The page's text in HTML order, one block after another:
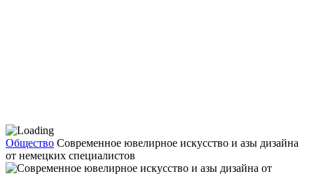
Общество Современное ювелирное искусство и азы дизайна
от немецких специалистов